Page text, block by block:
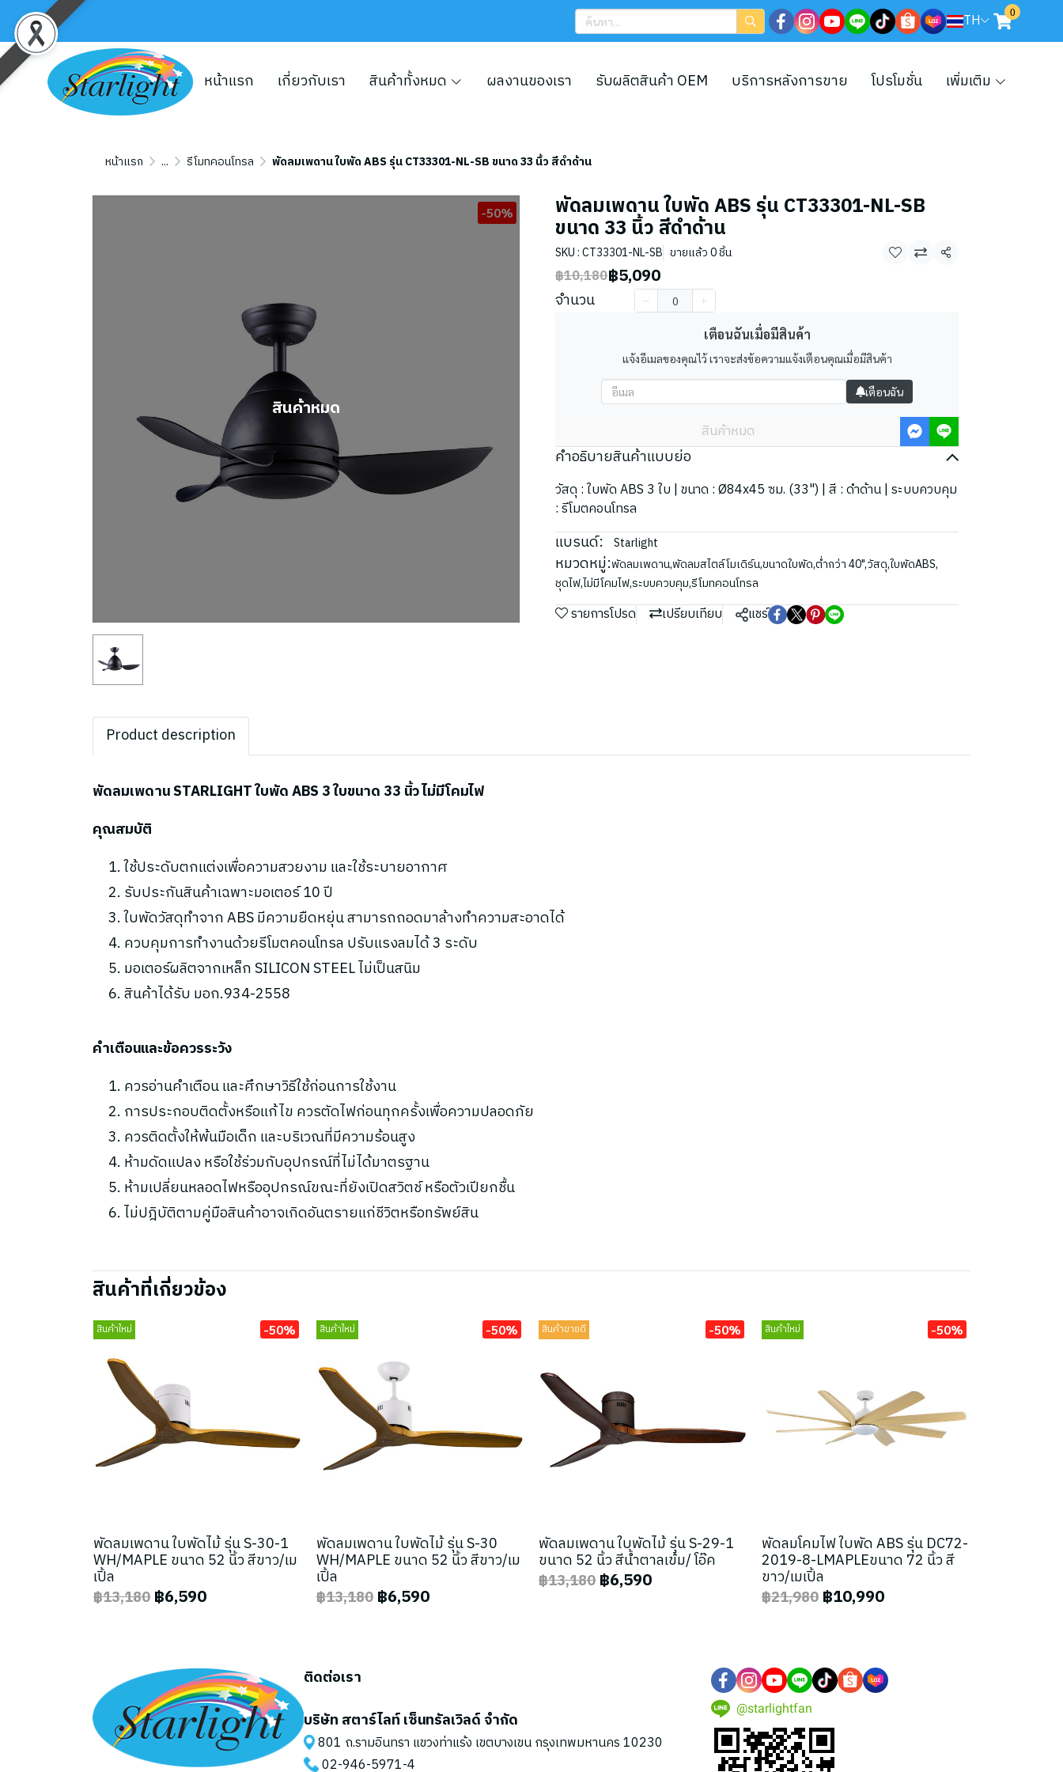
TH 0
หน้าแรก เกี่ยวกับเรา สินค้าทั้งหมด ผลงานของเรา รับผลิตสินค้า OEM บริการหลังการขาย โปรโมชั่น เพิ่มเติม
หน้าแรก ... รีโมทคอนโทรล พัดลมเพดาน ใบพัด ABS รุ่น CT33301-NL-SB ขนาด 33 นิ้ว สีดำด้าน
-50%
สินค้าหมด
พัดลมเพดาน ใบพัด ABS รุ่น CT33301-NL-SB
ขนาด 33 นิ้ว สีดำด้าน
SKU : CT33301-NL-SB ขายแล้ว 0 ชิ้น
แชร์
฿10,180฿5,090
จำนวน
เตือนฉันเมื่อมีสินค้า
แจ้งอีเมลของคุณไว้ เราจะส่งข้อความแจ้งเตือนคุณเมื่อมีสินค้า
เตือนฉัน
สินค้าหมด
คำอธิบายสินค้าแบบย่อ
วัสดุ : ใบพัด ABS 3 ใบ | ขนาด : Ø84x45 ซม. (33") | สี : ดำด้าน | ระบบควบคุม
: รีโมตคอนโทรล
แบรนด์: Starlight
หมวดหมู่:พัดลมเพดาน,พัดลมสไตล์โมเดิร์น,ขนาดใบพัด,ต่ำกว่า 40",วัสดุ,ใบพัดABS,
ชุดไฟ,ไม่มีโคมไฟ,ระบบควบคุม,รีโมทคอนโทรล
รายการโปรด เปรียบเทียบ แชร์
Product description
พัดลมเพดาน STARLIGHT ใบพัด ABS 3 ใบขนาด 33 นิ้ว ไม่มีโคมไฟ
คุณสมบัติ
ใช้ประดับตกแต่งเพื่อความสวยงาม และใช้ระบายอากาศ
รับประกันสินค้าเฉพาะมอเตอร์ 10 ปี
ใบพัดวัสดุทำจาก ABS มีความยืดหยุ่น สามารถถอดมาล้างทำความสะอาดได้
ควบคุมการทำงานด้วยรีโมตคอนโทรล ปรับแรงลมได้ 3 ระดับ
มอเตอร์ผลิตจากเหล็ก SILICON STEEL ไม่เป็นสนิม
สินค้าได้รับ มอก.934-2558
คำเตือนและข้อควรระวัง
ควรอ่านคำเตือน และศึกษาวิธีใช้ก่อนการใช้งาน
การประกอบติดตั้งหรือแก้ไข ควรตัดไฟก่อนทุกครั้งเพื่อความปลอดภัย
ควรติดตั้งให้พ้นมือเด็ก และบริเวณที่มีความร้อนสูง
ห้ามดัดแปลง หรือใช้ร่วมกับอุปกรณ์ที่ไม่ได้มาตรฐาน
ห้ามเปลี่ยนหลอดไฟหรืออุปกรณ์ขณะที่ยังเปิดสวิตช์ หรือตัวเปียกชื้น
ไม่ปฎิบัติตามคู่มือสินค้าอาจเกิดอันตรายแก่ชีวิตหรือทรัพย์สิน
สินค้าที่เกี่ยวข้อง
สินค้าใหม่ -50%
พัดลมเพดาน ใบพัดไม้ รุ่น S-30-1
WH/MAPLE ขนาด 52 นิ้ว สีขาว/เม
เปิ้ล
฿13,180 ฿6,590
สินค้าใหม่ -50%
พัดลมเพดาน ใบพัดไม้ รุ่น S-30
WH/MAPLE ขนาด 52 นิ้ว สีขาว/เม
เปิ้ล
฿13,180 ฿6,590
สินค้าขายดี -50%
พัดลมเพดาน ใบพัดไม้ รุ่น S-29-1
ขนาด 52 นิ้ว สีน้ำตาลเข้ม/ โอ๊ค
฿13,180 ฿6,590
สินค้าใหม่ -50%
พัดลมโคมไฟ ใบพัด ABS รุ่น DC72-
2019-8-LMAPLEขนาด 72 นิ้ว สี
ขาว/เมเปิ้ล
฿21,980 ฿10,990
ติดต่อเรา
บริษัท สตาร์ไลท์ เซ็นทรัลเวิลด์ จำกัด
801 ถ.รามอินทรา แขวงท่าแร้ง เขตบางเขน กรุงเทพมหานคร 10230
02-946-5971-4
@starlightfan